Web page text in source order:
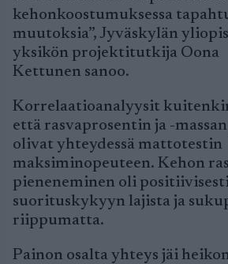
kehonkoostumuksessa
muutoksia”, Jyväskylän
yksikön projektitutkija Oona
Kettunen sanoo.
Korrelaatioanalyysit
että rasvaprosentin ja -
olivat yhteydessä mattotestin
maksiminopeuteen. Kehon
pieneneminen oli
suorituskykyyn lajista ja
riippumatta.
Painon osalta yhteys jäi